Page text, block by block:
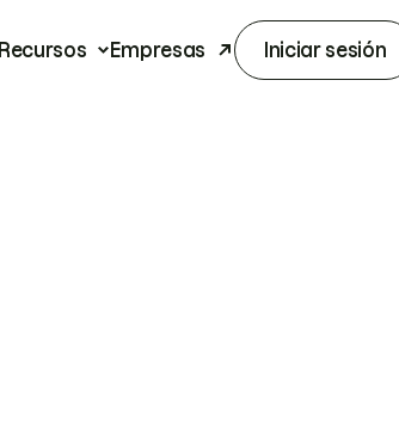
Recursos Empresas Iniciar sesión